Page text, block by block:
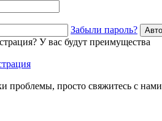
Забыли пароль?
У вас будут преимущества
проблемы, просто свяжитесь с нами